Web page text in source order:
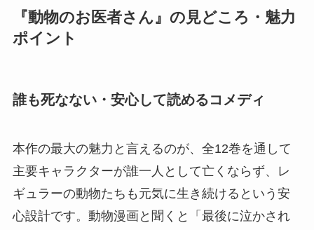
『動物のお医者さん』の見どころ・魅力
ポイント
誰も死なない・安心して読めるコメディ
本作の最大の魅力と言えるのが、全12巻を通して
主要キャラクターが誰一人として亡くならず、レ
ギュラーの動物たちも元気に生き続けるという安
心設計です。動物漫画と聞くと「最後に泣かされ